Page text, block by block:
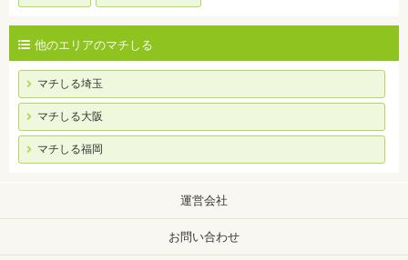
他のエリアのマチしる
マチしる埼玉
マチしる大阪
マチしる福岡
運営会社
お問い合わせ